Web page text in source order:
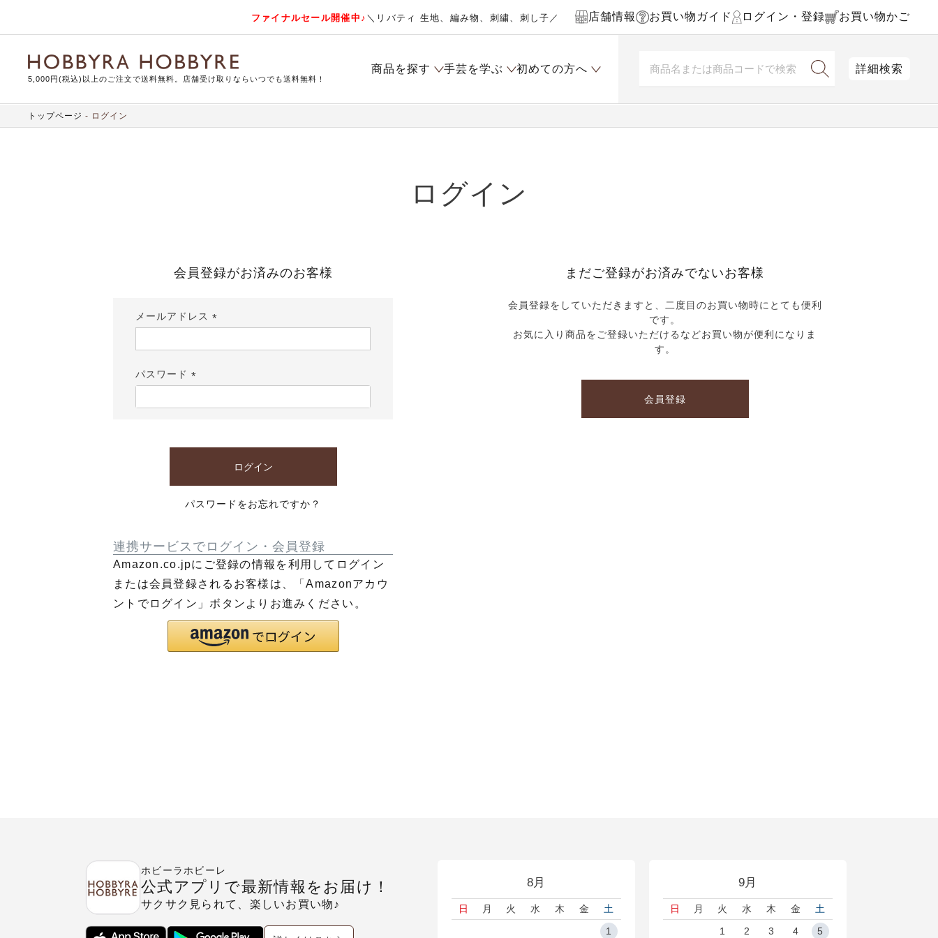
ファイナルセール開催中♪ ＼リバティ 生地、編み物、刺繍、刺し子／ 店舗情報 お買い物ガイド ログイン・登録 お買い物かご
5,000円(税込)以上のご注文で送料無料。店舗受け取りならいつでも送料無料！
商品を探す 手芸を学ぶ 初めての方へ 詳細検索
トップページ ログイン
ログイン
会員登録がお済みのお客様
メールアドレス
須)
パスワード
須)
ログイン
パスワードをお忘れですか？
連携サービスでログイン・会員登録
Amazon.co.jpにご登録の情報を利用してログイン
または会員登録されるお客様は、「Amazonアカウ
ントでログイン」ボタンよりお進みください。
まだご登録がお済みでないお客様
会員登録をしていただきますと、二度目のお買い物時にとても便利
です。
お気に入り商品をご登録いただけるなどお買い物が便利になりま
す。
会員登録
8月
日 月 火 水 木 金
土
1
9月
日 月 火 水 木 金
土
1
2 3 4 5
ホビーラホビーレ
公式アプリで最新情報をお届け！
サクサク見られて、楽しいお買い物♪